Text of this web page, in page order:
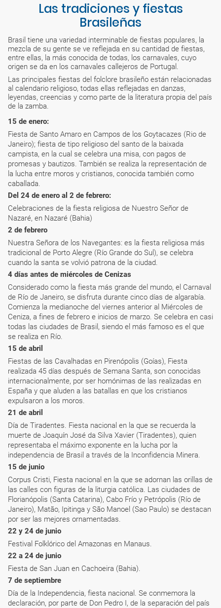
Las tradiciones y fiestas
Brasileñas
Brasil tiene una variedad interminable de fiestas populares, la
mezcla de su gente se ve reflejada en su cantidad de fiestas,
entre ellas, la más conocida de todas, los carnavales, cuyo
origen se da en los carnavales callejeros de Portugal.
Las principales fiestas del folclore brasileño están relacionadas
al calendario religioso, todas ellas reflejadas en danzas,
leyendas, creencias y como parte de la literatura propia del país
de la zamba.
15 de enero:
Fiesta de Santo Amaro en Campos de los Goytacazes (Rio de
Janeiro); fiesta de tipo religioso del santo de la baixada
campista, en la cual se celebra una misa, con pagos de
promesas y bautizos. También se realiza la representación de
la lucha entre moros y cristianos, conocida también como
caballada.
Del 24 de enero al 2 de febrero:
Celebraciones de la fiesta religiosa de Nuestro Señor de
Nazaré, en Nazaré (Bahia)
2 de febrero
Nuestra Señora de los Navegantes: es la fiesta religiosa más
tradicional de Porto Alegre (Río Grande do Sul), se celebra
cuando la santa se volvió patrona de la ciudad.
4 días antes de miércoles de Cenizas
Considerado como la fiesta más grande del mundo, el Carnaval
de Río de Janeiro, se disfruta durante cinco días de algarabía.
Comienza la medianoche del viernes anterior al Miércoles de
Ceniza, a fines de febrero e inicios de marzo. Se celebra en casi
todas las ciudades de Brasil, siendo el más famoso es el que
se realiza en Río.
15 de abril
Fiestas de las Cavalhadas en Pirenópolis (Goías), Fiesta
realizada 45 días después de Semana Santa, son conocidas
internacionalmente, por ser homónimas de las realizadas en
España y que aluden a las batallas en que los cristianos
expulsaron a los moros.
21 de abril
Día de Tiradentes. Fiesta nacional en la que se recuerda la
muerte de Joaquín José da Silva Xavier (Tiradentes), quien
representaba el máximo exponente en la lucha por la
independencia de Brasil a través de la Inconfidencia Minera.
15 de junio
Corpus Cristi, Fiesta nacional en la que se adornan las orillas de
las calles con figuras de la liturgia católica. Las ciudades de
Florianópolis (Santa Catarina), Cabo Frío y Petrópolis (Río de
Janeiro), Matão, Ipitinga y São Manoel (Sao Paulo) se destacan
por ser las mejores ornamentadas.
22 y 24 de junio
Festival Folklórico del Amazonas en Manaus.
22 a 24 de junio
Fiesta de San Juan en Cachoeira (Bahia).
7 de septiembre
Día de la Independencia, fiesta nacional. Se conmemora la
declaración, por parte de Don Pedro I, de la separación del país